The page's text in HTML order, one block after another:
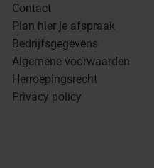
Contact
Plan hier je afspraak
Bedrijfsgegevens
Algemene voorwaarden
Herroepingsrecht
Privacy policy